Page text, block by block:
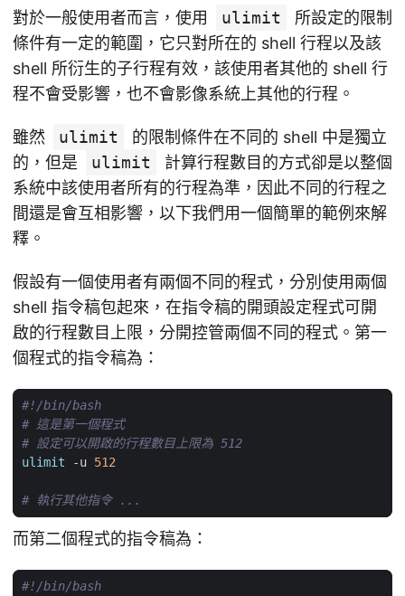
對於一般使用者而言，使用 ulimit
所設定的限制
條件有一定的範圍，它只對所在的 shell 行程以及該
shell 所衍生的子行程有效，該使用者其他的 shell 行
程不會受影響，也不會影像系統上其他的行程。
雖然 ulimit
的限制條件在不同的 shell 中是獨立
的，但是
ulimit
計算行程數目的方式卻是以整個
系統中該使用者所有的行程為準，因此不同的行程之
間還是會互相影響，以下我們用一個簡單的範例來解
釋。
假設有一個使用者有兩個不同的程式，分別使用兩個
shell 指令稿包起來，在指令稿的開頭設定程式可開
啟的行程數目上限，分開控管兩個不同的程式。第一
個程式的指令稿為：
# 這是第一個程式
# 設定可以開啟的行程數目上限為 512
ulimit -u 512
# 執行其他指令 ...
而第二個程式的指令稿為：